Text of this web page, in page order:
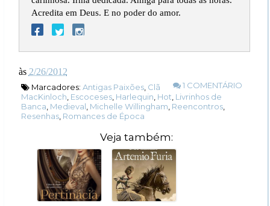
Acredita em Deus. E no poder do amor.
às 2/26/2012
1 COMENTÁRIO
Marcadores: Antigas Paixões, Clã
MacKinloch Escoceses, Harlequin Hot Livrinhos de
Banca Medieval Michelle Willingham Reencontros,
Resenhas, Romances de Época
Veja também: